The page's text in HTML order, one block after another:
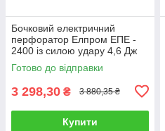
Бочковий електричний
перфоратор Елпром ЕПЕ -
2400 із силою удару 4,6 Дж
Готово до відправки
3 298,30 ₴ 3 880,35 ₴
Купити